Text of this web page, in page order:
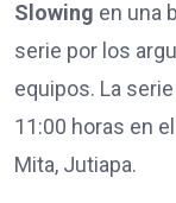
Slowing en una
serie por los
equipos. La
11:00 horas en
Mita, Jutiapa.